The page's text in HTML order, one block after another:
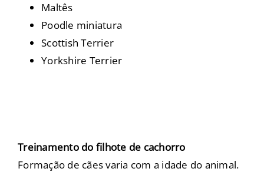
Maltês
Poodle miniatura
Scottish Terrier
Yorkshire Terrier
Treinamento do filhote de cachorro
Formação de cães varia com a idade do animal.